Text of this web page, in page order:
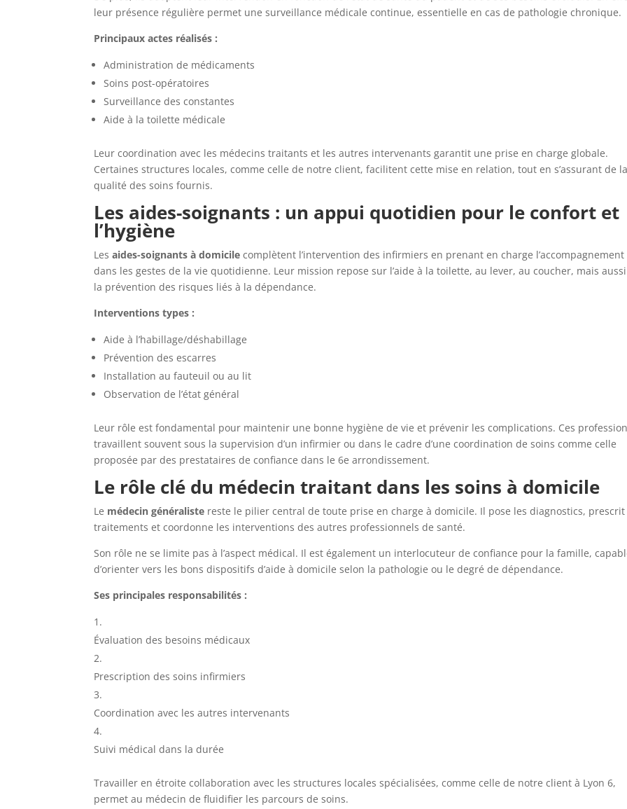
leur présence régulière permet une surveillance médicale continue, essentielle en cas de pathologie chronique.
Principaux actes réalisés :
Administration de médicaments
Soins post-opératoires
Surveillance des constantes
Aide à la toilette médicale
Leur coordination avec les médecins traitants et les autres intervenants garantit une prise en charge globale.
Certaines structures locales, comme celle de notre client, facilitent cette mise en relation, tout en s’assurant de
qualité des soins fournis.
Les aides-soignants : un appui quotidien pour le confort et
l’hygiène
Lesaides-soignants à domicile complètent l’intervention des infirmiers en prenant en charge l’accompagnement
dans les gestes de la vie quotidienne. Leur mission repose sur l’aide à la toilette, au lever, au coucher, mais
la prévention des risques liés à la dépendance.
Interventions types :
Aide à l’habillage/déshabillage
Prévention des escarres
Installation au fauteuil ou au lit
Observation de l’état général
Leur rôle est fondamental pour maintenir une bonne hygiène de vie et prévenir les complications. Ces
travaillent souvent sous la supervision d’un infirmier ou dans le cadre d’une coordination de soins comme celle
proposée par des prestataires de confiance dans le 6e arrondissement.
Le rôle clé du médecin traitant dans les soins à domicile
Le médecin généraliste reste le pilier central de toute prise en charge à domicile. Il pose les diagnostics,
traitements et coordonne les interventions des autres professionnels de santé.
Son rôle ne se limite pas à l’aspect médical. Il est également un interlocuteur de confiance pour la famille,
d’orienter vers les bons dispositifs d’aide à domicile selon la pathologie ou le degré de dépendance.
Ses principales responsabilités :
Évaluation des besoins médicaux
Prescription des soins infirmiers
Coordination avec les autres intervenants
Suivi médical dans la durée
Travailler en étroite collaboration avec les structures locales spécialisées, comme celle de notre client à Lyon 6,
permet au médecin de fluidifier les parcours de soins.